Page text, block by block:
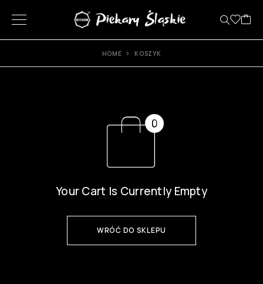
HOME KOSZYK
Your Cart Is Currently Empty
WRÓĆ DO SKLEPU